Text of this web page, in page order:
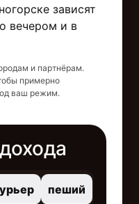
зависят
вечером и в
и партнёрам.
примерно
ваш режим.
пеший